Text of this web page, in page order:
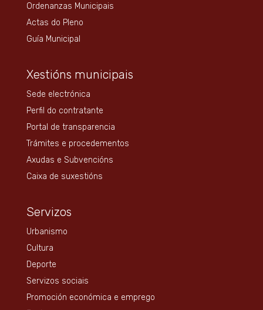
Ordenanzas Municipais
Actas do Pleno
Guía Municipal
Xestións municipais
Sede electrónica
Perfil do contratante
Portal de transparencia
Trámites e procedementos
Axudas e Subvencións
Caixa de suxestións
Servizos
Urbanismo
Cultura
Deporte
Servizos sociais
Promoción económica e emprego